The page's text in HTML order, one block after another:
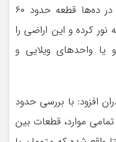
کاربری و ساخت و ساز غیرمجاز در ده‌ها قطعه حدود ۶۰
کرده و این اراضی را
واحدهای ویلایی و
افزود: با بررسی حدود
موارد، قطعات بین